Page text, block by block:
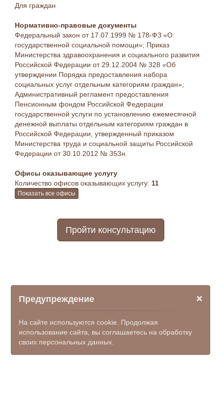
Для граждан
Нормативно-правовые документы
Федеральный закон от 17.07.1999 № 178-ФЗ «О
государственной социальной помощи»; Приказ
Министерства здравоохранения и социального развития
Российской Федерации от 29.12.2004 № 328 «Об
утверждении Порядка предоставления набора
социальных услуг отдельным категориям граждан»;
Административный регламент предоставления
Пенсионным фондом Российской Федерации
государственной услуги по установлению ежемесячной
денежной выплаты отдельным категориям граждан в
Российской Федерации, утвержденный приказом
Министерства труда и социальной защиты Российской
Федерации от 30.10.2012 № 353н.
Офисы оказывающие услугу
Количество офисов оказывающих услугу: 11
Показать все офисы
Пройти консультацию
×
Предупреждение
На сайте используются cookie. Продолжая
использование сайта, вы соглашаетесь на обработку
своих персональных данных.